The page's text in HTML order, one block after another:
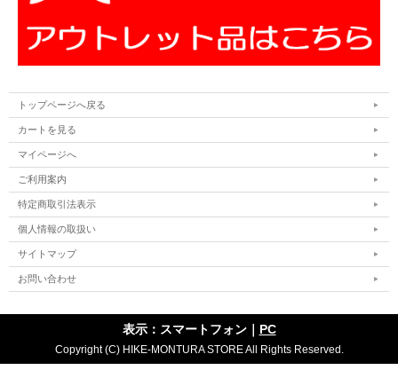
トップページへ戻る
カートを見る
マイページへ
ご利用案内
特定商取引法表示
個人情報の取扱い
サイトマップ
お問い合わせ
表示：スマートフォン｜ PC
Copyright (C) HIKE-MONTURA STORE All Rights Reserved.